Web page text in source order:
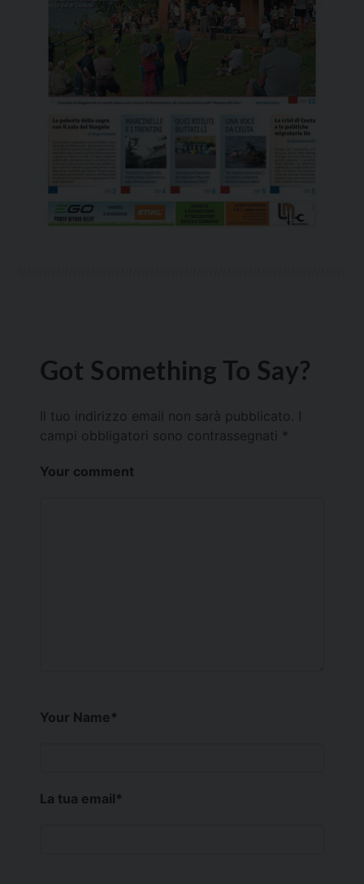
Got Something To Say?
Il tuo indirizzo email non sarà pubblicato.
campi obbligatori sono contrassegnati *
Your comment
Your Name*
La tua email*